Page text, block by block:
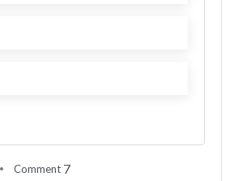
Comment 7